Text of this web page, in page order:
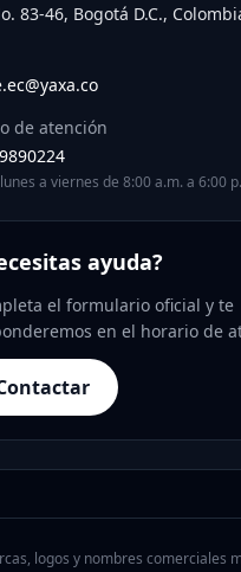
83-46, Bogotá D.C.,
de atención
a viernes de 8:00 a.m. a 6:00
ayuda?
el formulario oficial y te
en el horario de
logos y nombres comerciales